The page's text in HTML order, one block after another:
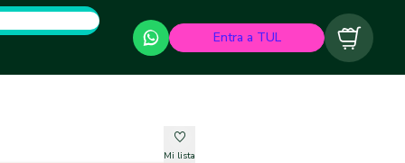
Entra a TUL Carrito
Mi lista